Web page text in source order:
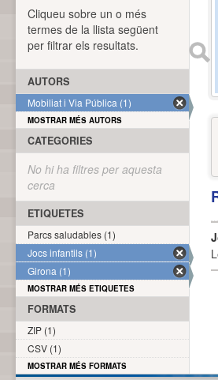
Cliqueu sobre un o més
termes de la llista següent
per filtrar els resultats.
AUTORS
Mobiliat i Via Pública (1)
MOSTRAR MÉS AUTORS
CATEGORIES
No hi ha filtres per aquesta
cerca
ETIQUETES
Parcs saludables (1)
Jocs infantils (1)
Girona (1)
MOSTRAR MÉS ETIQUETES
FORMATS
ZIP (1)
CSV (1)
MOSTRAR MÉS FORMATS